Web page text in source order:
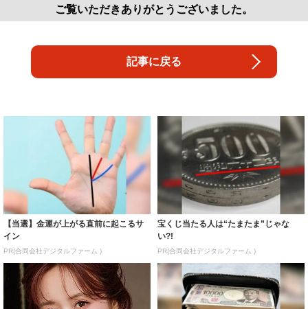
ご覧いただきありがとうございました。
記事に戻る
【当選】金運が上がる直前に起こるサ
イン
PR(合同会社デジタルファーム )
宝くじ当たる人は“たまたま”じゃな
い?!
PR(合同会社デジタルファーム )